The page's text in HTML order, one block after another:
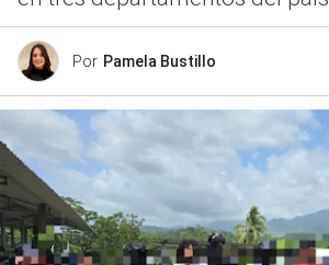
Por Pamela Bustillo